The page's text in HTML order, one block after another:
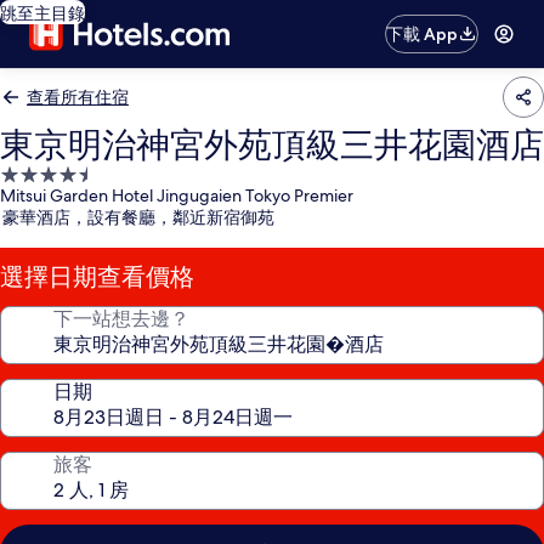
跳至主目錄
下載 App
查看所有住宿
東京明治神宮外苑頂級三井花園酒店
4.5
星
級
住
宿
Mitsui Garden Hotel Jingugaien Tokyo Premier
豪華酒店，設有餐廳，鄰近新宿御苑
選擇日期查看價格
下一站想去邊？
日期
旅客